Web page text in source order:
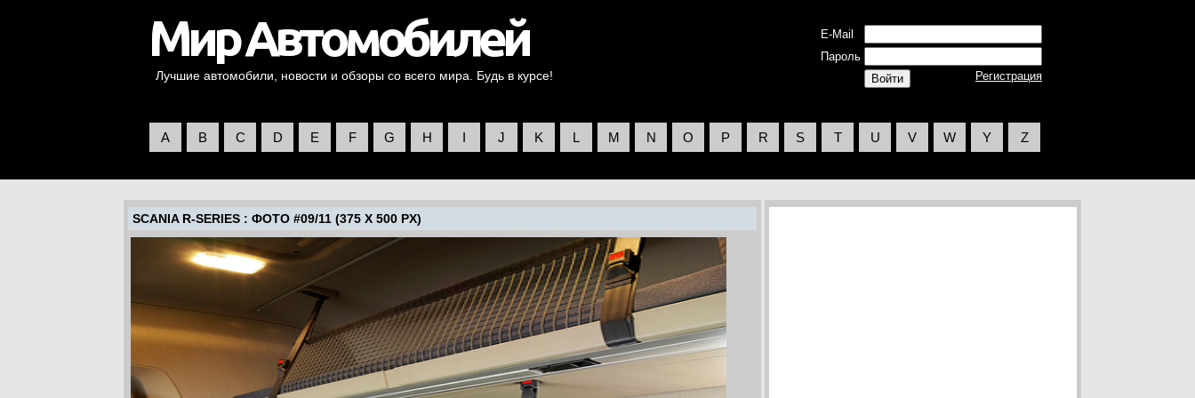
Лучшие автомобили, новости и обзоры со всего мира. Будь в курсе!
E-Mail
Пароль
Регистрация
A B C D E F G H I J K L M N O P R S T U V W Y Z
SCANIA R-SERIES: ФОТО #09/11 (375 X 500 PX)